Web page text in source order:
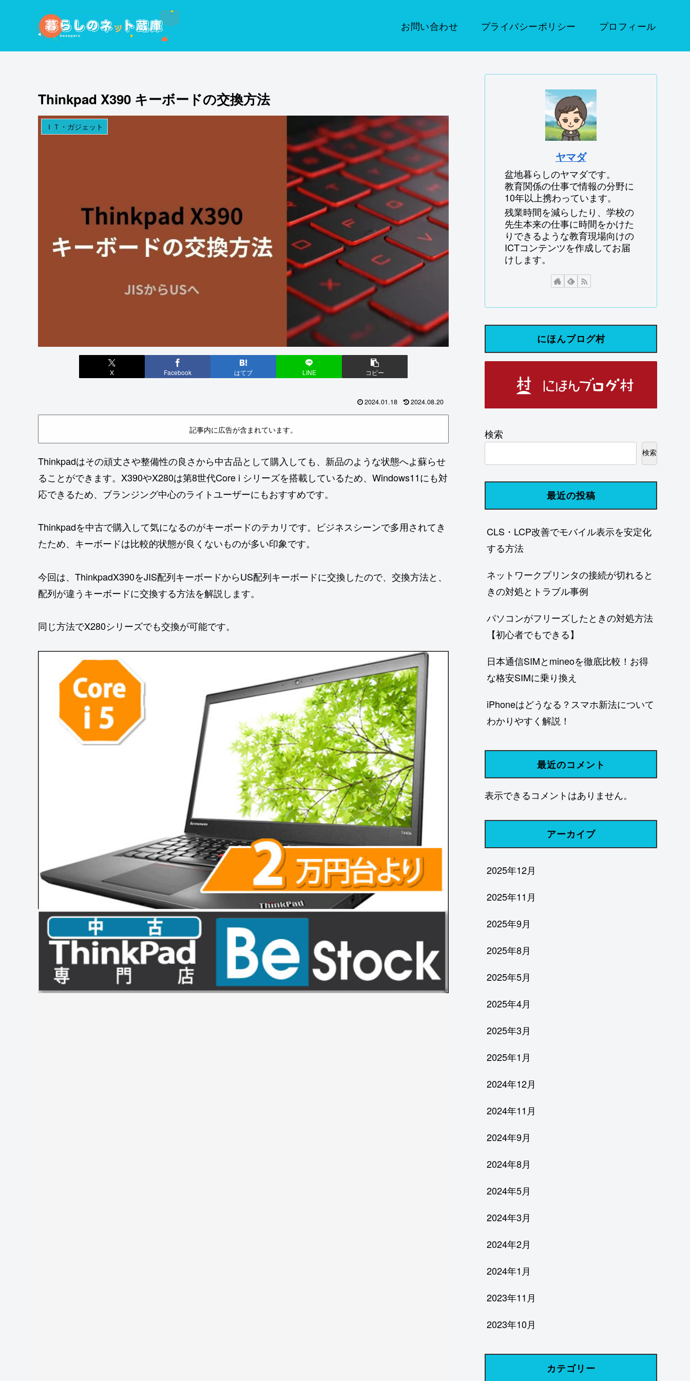
お問い合わせ プライバシーポリシー プロフィール
Thinkpad X390 キーボードの交換方法
ＩＴ・ガジェット
X Facebook はてブ LINE コピー
2024.01.18 2024.08.20
記事内に広告が含まれています。
Thinkpadはその頑丈さや整備性の良さから中古品として購入しても、新品のような状態へよ蘇らせ
ることができます。X390やX280は第8世代Core i シリーズを搭載しているため、Windows11にも対
応できるため、ブランジング中心のライトユーザーにもおすすめです。
Thinkpadを中古で購入して気になるのがキーボードのテカリです。ビジネスシーンで多用されてき
たため、キーボードは比較的状態が良くないものが多い印象です。
今回は、ThinkpadX390をJIS配列キーボードからUS配列キーボードに交換したので、交換方法と、
配列が違うキーボードに交換する方法を解説します。
同じ方法でX280シリーズでも交換が可能です。
ヤマダ
盆地暮らしのヤマダです。
教育関係の仕事で情報の分野に
10年以上携わっています。
残業時間を減らしたり、学校の
先生本来の仕事に時間をかけた
りできるような教育現場向けの
ICTコンテンツを作成してお届
けします。
にほんブログ村
検索
検索
最近の投稿
CLS・LCP改善でモバイル表示を安定化
する方法
ネットワークプリンタの接続が切れると
きの対処とトラブル事例
パソコンがフリーズしたときの対処方法
【初心者でもできる】
日本通信SIMとmineoを徹底比較！お得
な格安SIMに乗り換え
iPhoneはどうなる？スマホ新法について
わかりやすく解説！
最近のコメント
表示できるコメントはありません。
アーカイブ
2025年12月
2025年11月
2025年9月
2025年8月
2025年5月
2025年4月
2025年3月
2025年1月
2024年12月
2024年11月
2024年9月
2024年8月
2024年5月
2024年3月
2024年2月
2024年1月
2023年11月
2023年10月
カテゴリー